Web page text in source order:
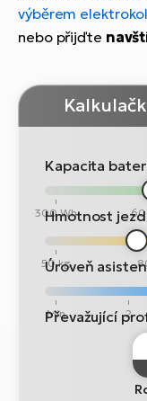
výběrem elektrokol
nebo přijďte
Kapacita
300 Wh
Hmotnost
50 kg
Úroveň
Min 2
Převažující